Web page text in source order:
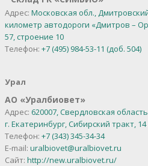
Адрес: Московская обл.,
километр автодороги «Дмитров –
57, строение 10
Телефон: +7 (495) 984-53-11 (доб. 504)
Урал
АО «Уралбиовет»
Адрес: 620007, Свердловская
г. Екатеринбург,Сибирский тракт, 14
Телефон: +7 (343) 345-34-34
E-mail: uralbiovet@uralbiovet.ru
Сайт: http://new.uralbiovet.ru/